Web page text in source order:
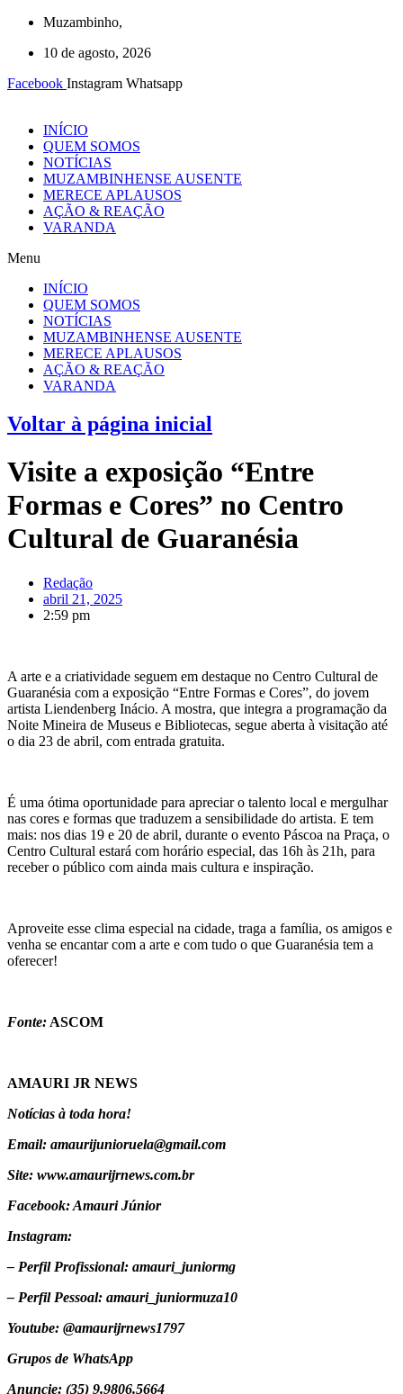
Muzambinho,
10 de agosto, 2026
Facebook Instagram Whatsapp
INÍCIO
QUEM SOMOS
NOTÍCIAS
MUZAMBINHENSE AUSENTE
MERECE APLAUSOS
AÇÃO & REAÇÃO
VARANDA
Menu
INÍCIO
QUEM SOMOS
NOTÍCIAS
MUZAMBINHENSE AUSENTE
MERECE APLAUSOS
AÇÃO & REAÇÃO
VARANDA
Voltar à página inicial
Visite a exposição “Entre
Formas e Cores” no Centro
Cultural de Guaranésia
Redação
abril 21, 2025
2:59 pm
A arte e a criatividade seguem em destaque no Centro Cultural de
Guaranésia com a exposição “Entre Formas e Cores”, do jovem
artista Liendenberg Inácio. A mostra, que integra a programação da
Noite Mineira de Museus e Bibliotecas, segue aberta à visitação até
o dia 23 de abril, com entrada gratuita.
É uma ótima oportunidade para apreciar o talento local e mergulhar
nas cores e formas que traduzem a sensibilidade do artista. E tem
mais: nos dias 19 e 20 de abril, durante o evento Páscoa na Praça, o
Centro Cultural estará com horário especial, das 16h às 21h, para
receber o público com ainda mais cultura e inspiração.
Aproveite esse clima especial na cidade, traga a família, os amigos e
venha se encantar com a arte e com tudo o que Guaranésia tem a
oferecer!
Fonte: ASCOM
AMAURI JR NEWS
Notícias à toda hora!
Email: amaurijunioruela@gmail.com
Site: www.amaurijrnews.com.br
Facebook: Amauri Júnior
Instagram:
– Perfil Profissional: amauri_juniormg
– Perfil Pessoal: amauri_juniormuza10
Youtube: @amaurijrnews1797
Grupos de WhatsApp
Anuncie: (35) 9.9806.5664